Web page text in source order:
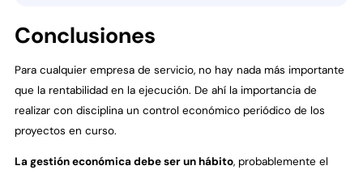
Conclusiones
Para cualquier empresa de servicio, no hay nada más importante
que la rentabilidad en la ejecución. De ahí la importancia de
realizar con disciplina un control económico periódico de los
proyectos en curso.
La gestión económica debe ser un hábito, probablemente el